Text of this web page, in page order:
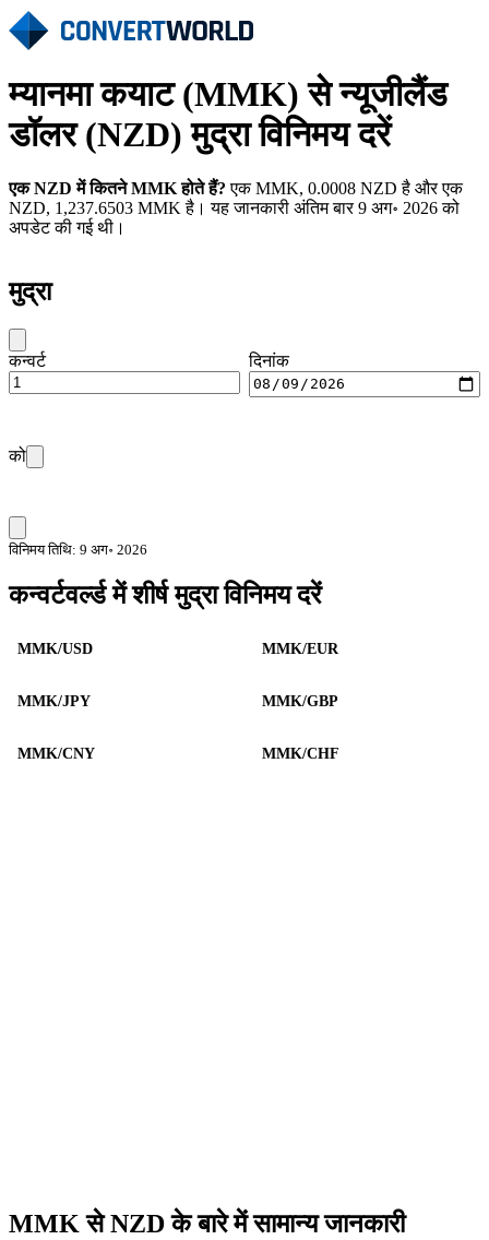
म्यानमा कयाट (MMK) से न्यूजीलैंड
डॉलर (NZD) मुद्रा विनिमय दरें
एक NZD में कितने MMK होते हैं? एक MMK, 0.0008 NZD है और एक
NZD, 1,237.6503 MMK है। यह जानकारी अंतिम बार 9 अग॰ 2026 को
अपडेट की गई थी।
मुद्रा
कन्वर्ट दिनांक
को
विनिमय तिथि: 9 अग॰ 2026
कन्वर्टवर्ल्ड में शीर्ष मुद्रा विनिमय दरें
MMK/USD MMK/EUR
MMK/JPY MMK/GBP
MMK/CNY MMK/CHF
MMK से NZD के बारे में सामान्य जानकारी